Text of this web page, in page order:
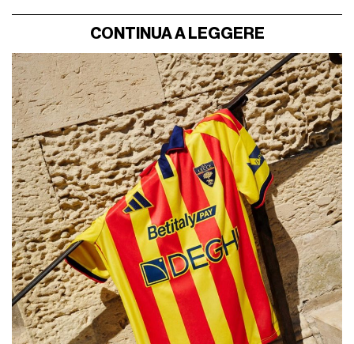
CONTINUA A LEGGERE